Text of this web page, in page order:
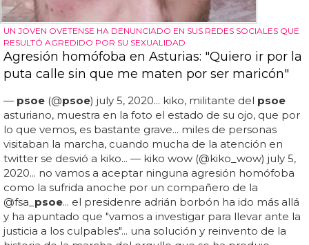
UN JOVEN OVETENSE HA DENUNCIADO EN SUS REDES SOCIALES QUE
RESULTÓ AGREDIDO POR SU SEXUALIDAD
Agresión homófoba en Asturias: "Quiero ir por la
puta calle sin que me maten por ser maricón"
— psoe (@psoe) july 5, 2020... kiko, militante del psoe
asturiano, muestra en la foto el estado de su ojo, que por
lo que vemos, es bastante grave... miles de personas
visitaban la marcha, cuando mucha de la atención en
twitter se desvió a kiko... — kiko wow (@kiko_wow) july 5,
2020... no vamos a aceptar ninguna agresión homófoba
como la sufrida anoche por un compañero de la
@fsa_ psoe... el presidenre adrián borbón ha ido más allá
y ha apuntado que "vamos a investigar para llevar ante la
justicia a los culpables"... una solución y reinvento de la